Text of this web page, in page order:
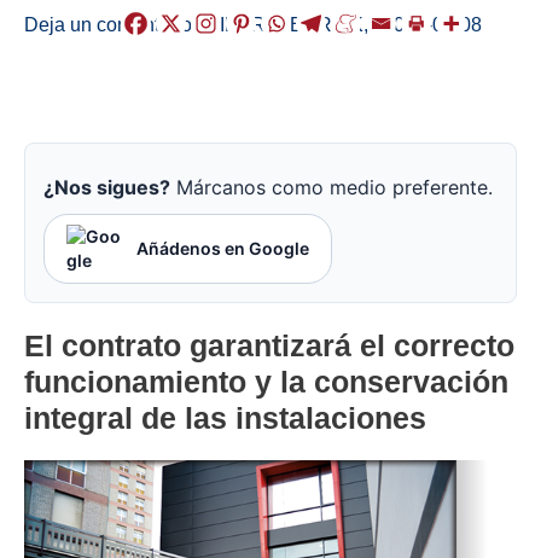
Deja un comentario /EIBAR ,HERRIAK,/2026-07-08
¿Nos sigues? Márcanos como medio preferente.
Añádenos en Google
El contrato garantizará el correcto
funcionamiento y la conservación
integral de las instalaciones